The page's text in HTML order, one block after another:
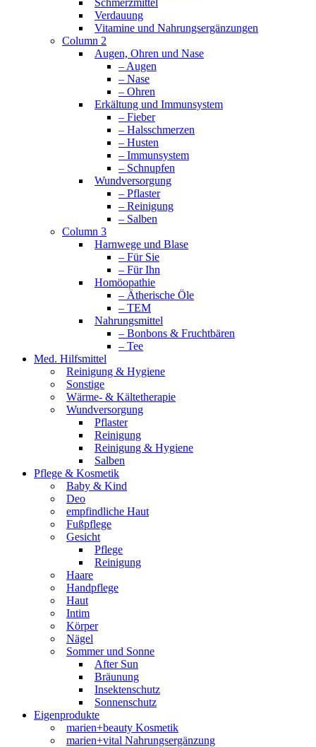
Schmerzmittel
Verdauung
Vitamine und Nahrungsergänzungen
Column 2
Augen, Ohren und Nase
– Augen
– Nase
– Ohren
Erkältung und Immunsystem
– Fieber
– Halsschmerzen
– Husten
– Immunsystem
– Schnupfen
Wundversorgung
– Pflaster
– Reinigung
– Salben
Column 3
Harnwege und Blase
– Für Sie
– Für Ihn
Homöopathie
– Ätherische Öle
– TEM
Nahrungsmittel
– Bonbons & Fruchtbären
– Tee
Med. Hilfsmittel
Reinigung & Hygiene
Sonstige
Wärme- & Kältetherapie
Wundversorgung
Pflaster
Reinigung
Reinigung & Hygiene
Salben
Pflege & Kosmetik
Baby & Kind
Deo
empfindliche Haut
Fußpflege
Gesicht
Pflege
Reinigung
Haare
Handpflege
Haut
Intim
Körper
Nägel
Sommer und Sonne
After Sun
Bräunung
Insektenschutz
Sonnenschutz
Eigenprodukte
marien+beauty Kosmetik
marien+vital Nahrungsergänzung